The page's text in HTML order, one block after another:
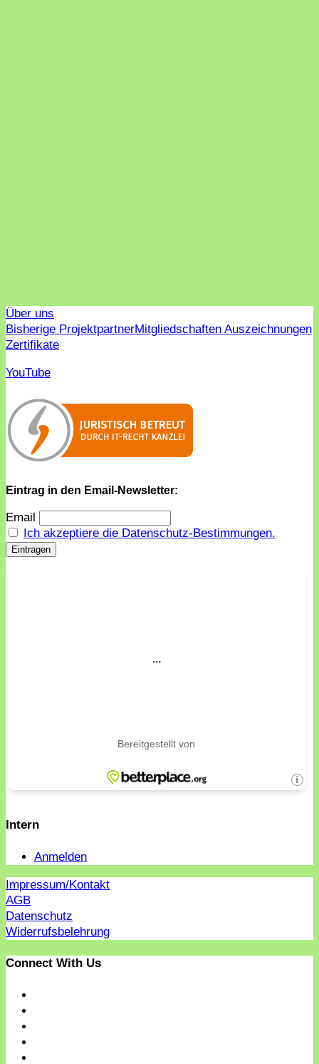
Über uns
Bisherige ProjektpartnerMitgliedschaften Auszeichnungen
Zertifikate
YouTube
Eintrag in den Email-Newsletter:
Email
Ich akzeptiere die Datenschutz-Bestimmungen.
Intern
Anmelden
Impressum/Kontakt
AGB
Datenschutz
Widerrufsbelehrung
Connect With Us